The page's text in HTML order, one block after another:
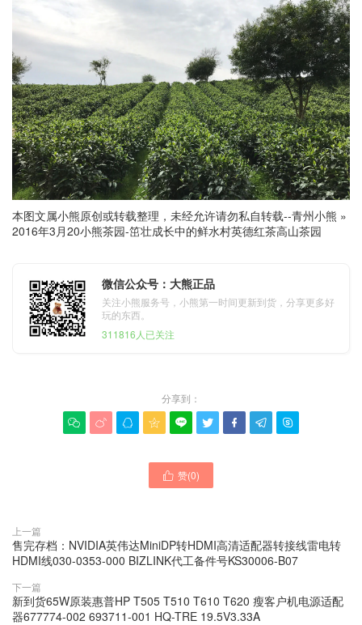
本图文属小熊原创或转载整理，未经允许请勿私自转载--青州小熊 »
2016年3月20小熊茶园-笜壮成长中的鲜水村英德红茶高山茶园
微信公众号：大熊正品
关注小熊服务号，小熊第一时间更新到货，分享更多好
玩的东西。
311816人已关注
分享到：
        
 赞(0)
上一篇
售完存档：NVIDIA英伟达MiniDP转HDMI高清适配器转接线雷电转
HDMI线030-0353-000 BIZLINK代工备件号KS30006-B07
下一篇
新到货65W原装惠普HP T505 T510 T610 T620 瘦客户机电源适配
器677774-002 693711-001 HQ-TRE 19.5V3.33A